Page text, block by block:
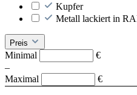
Kupfer
Metall lackiert in
Preis
Minimal
€
–
Maximal
€